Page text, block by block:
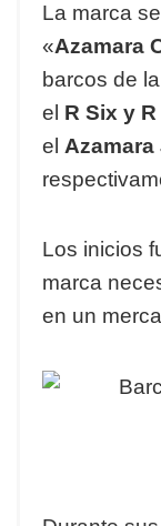
La marca
«Azamara
barcos de
el R Six y
el
Los inicios
marca
en un